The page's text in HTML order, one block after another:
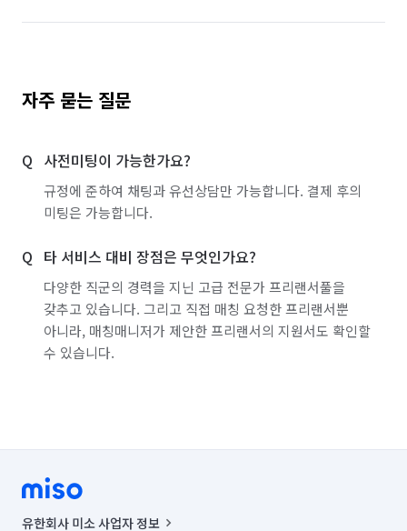
자주 묻는 질문
사전미팅이 가능한가요?
규정에 준하여 채팅과 유선상담만 가능합니다. 결제 후의
미팅은 가능합니다.
타 서비스 대비 장점은 무엇인가요?
다양한 직군의 경력을 지닌 고급 전문가 프리랜서풀을
갖추고 있습니다. 그리고 직접 매칭 요청한 프리랜서뿐
아니라, 매칭매니저가 제안한 프리랜서의 지원서도 확인할
수 있습니다.
유한회사 미소 사업자 정보